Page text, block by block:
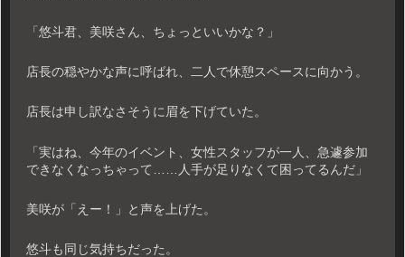
「悠斗君、美咲さん、ちょっといいかな？」
店長の穏やかな声に呼ばれ、二人で休憩スペースに向かう。
店長は申し訳なさそうに眉を下げていた。
「実はね、今年のイベント、女性スタッフが一人、急遽参加
できなくなっちゃって……人手が足りなくて困ってるんだ」
美咲が「えー！」と声を上げた。
悠斗も同じ気持ちだった。